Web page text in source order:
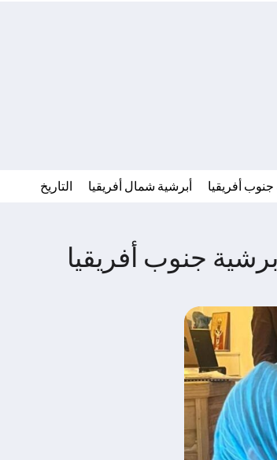
جنوب أفريقيا أبرشية شمال أفريقيا التاريخ
جنوب أفريقيا